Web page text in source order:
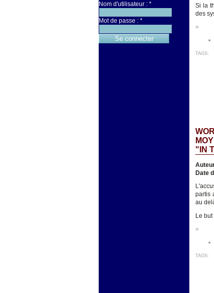
Nom d'utilisateur : *
Mot de passe : *
Si la
des
»
TAGS:
"IN
Date
partis
au
Le
»
TAGS: